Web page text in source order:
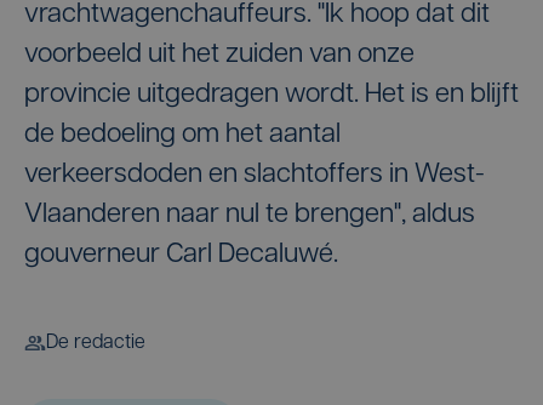
vrachtwagenchauffeurs. "Ik hoop dat dit
voorbeeld uit het zuiden van onze
provincie uitgedragen wordt. Het is en blijft
de bedoeling om het aantal
verkeersdoden en slachtoffers in West-
Vlaanderen naar nul te brengen", aldus
gouverneur Carl Decaluwé.
De redactie